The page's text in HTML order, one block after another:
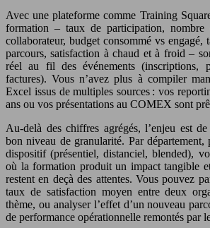
Avec une plateforme comme Training
formation – taux de participation, nombre
collaborateur, budget consommé vs engagé,
parcours, satisfaction à chaud et à froid –
réel au fil des événements (inscriptions,
factures). Vous n’avez plus à compiler
Excel issus de multiples sources : vos
ans ou vos présentations au COMEX sont
Au-delà des chiffres agrégés, l’enjeu est
bon niveau de granularité. Par département,
dispositif (présentiel, distanciel, blended),
où la formation produit un impact tangible
restent en deçà des attentes. Vous pouvez
taux de satisfaction moyen entre deux
thème, ou analyser l’effet d’un nouveau
de performance opérationnelle remontés par